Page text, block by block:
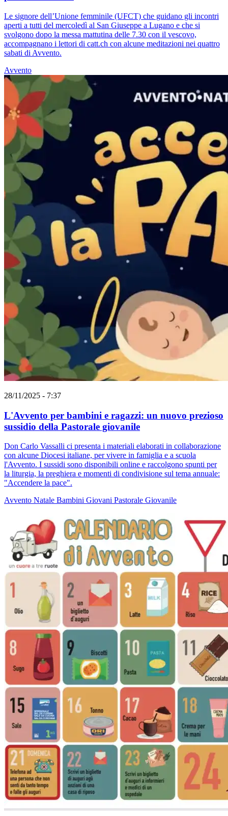
Le signore dell’Unione femminile (UFCT) che guidano gli incontri
aperti a tutti del mercoledì al San Giuseppe a Lugano e che si
svolgono dopo la messa mattutina delle 7.30 con il vescovo,
accompagnano i lettori di catt.ch con alcune meditazioni nei quattro
sabati di Avvento.
Avvento
28/11/2025 - 7:37
L'Avvento per bambini e ragazzi: un nuovo prezioso
sussidio della Pastorale giovanile
Don Carlo Vassalli ci presenta i materiali elaborati in collaborazione
con alcune Diocesi italiane, per vivere in famiglia e a scuola
l'Avvento. I sussidi sono disponibili online e raccolgono spunti per
la liturgia, la preghiera e momenti di condivisione sul tema annuale:
"Accendere la pace".
Avvento Natale Bambini Giovani Pastorale Giovanile